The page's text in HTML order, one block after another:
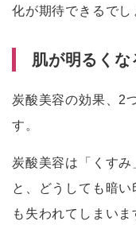
化が期待できるでし
肌が明るくな
炭酸美容の効果、2
す。
炭酸美容は「くすみ
と、どうしても暗
も失われてしまいま